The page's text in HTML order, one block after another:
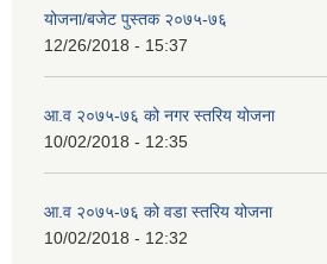
योजना/बजेट पुस्तक २०७५-७६
12/26/2018 - 15:37
आ.व २०७५-७६ को नगर स्तरिय योजना
10/02/2018 - 12:35
आ.व २०७५-७६ को वडा स्तरिय योजना
10/02/2018 - 12:32